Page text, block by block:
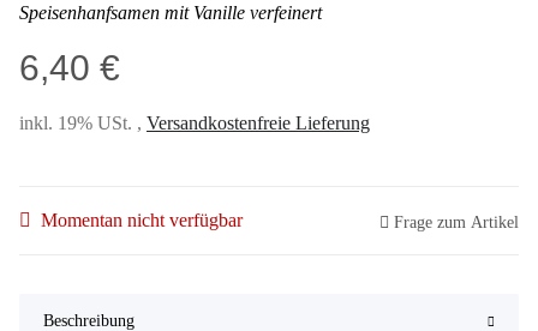
Speisenhanfsamen mit Vanille verfeinert
6,40 €
inkl. 19% USt. , Versandkostenfreie Lieferung
Momentan nicht verfügbar Frage zum Artikel
Beschreibung